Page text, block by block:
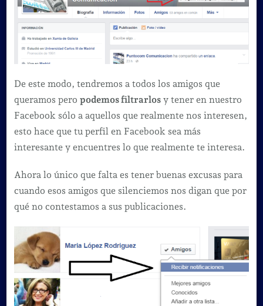
De este modo, tendremos a todos los amigos que
queramos pero podemos filtrarlosy tener en nuestro
Facebook sólo a aquellos que realmente nos interesen,
esto hace que tu perfil en Facebook sea más
interesante y encuentres lo que realmente te interesa.
Ahora lo único que falta es tener buenas excusas para
cuando esos amigos que silenciemos nos digan que por
qué no contestamos a sus publicaciones.